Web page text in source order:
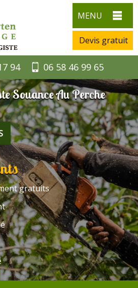
MENU
Devis gratuit
94 06 58 46 99 65
Souance Au Perche
gratuits